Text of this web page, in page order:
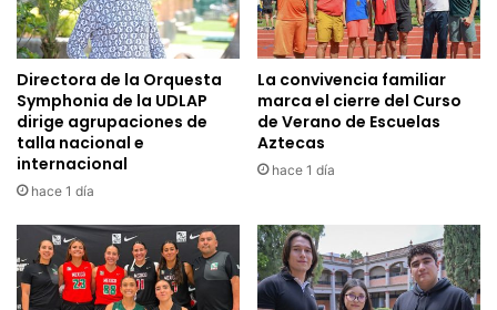
Directora de la Orquesta
Symphonia de la UDLAP
dirige agrupaciones de
talla nacional e
internacional
hace 1 día
La convivencia familiar
marca el cierre del Curso
de Verano de Escuelas
Aztecas
hace 1 día